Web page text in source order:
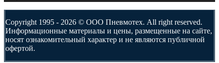
Copyright 1995 - 2026 © ООО Пневмотех. All right reserved.
Информационные материалы и цены, размещенные на сайте,
носят ознакомительный характер и не являются публичной
офертой.